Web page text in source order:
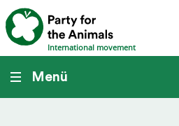
International movement
Menü